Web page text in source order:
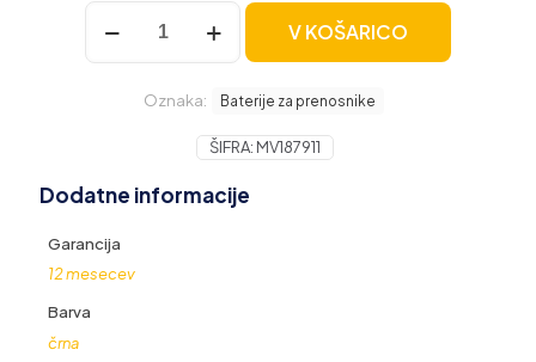
Baterija
Lenovo
L510
L520,
mAh
količina
V KOŠARICO
Oznaka: Baterije za prenosnike
ŠIFRA: MV187911
Dodatne informacije
Garancija
12 mesecev
Barva
črna